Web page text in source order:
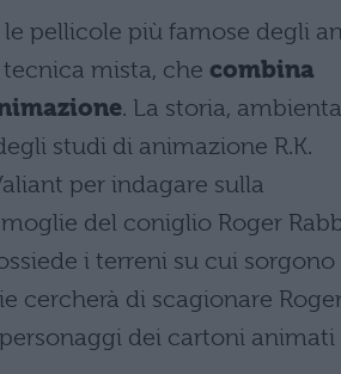
le pellicole più famose degli
tecnica mista, che combina
. La storia,
studi di animazione R.K.
per indagare sulla
del coniglio Roger
i terreni su cui sorgono
cercherà di scagionare
dei cartoni animati